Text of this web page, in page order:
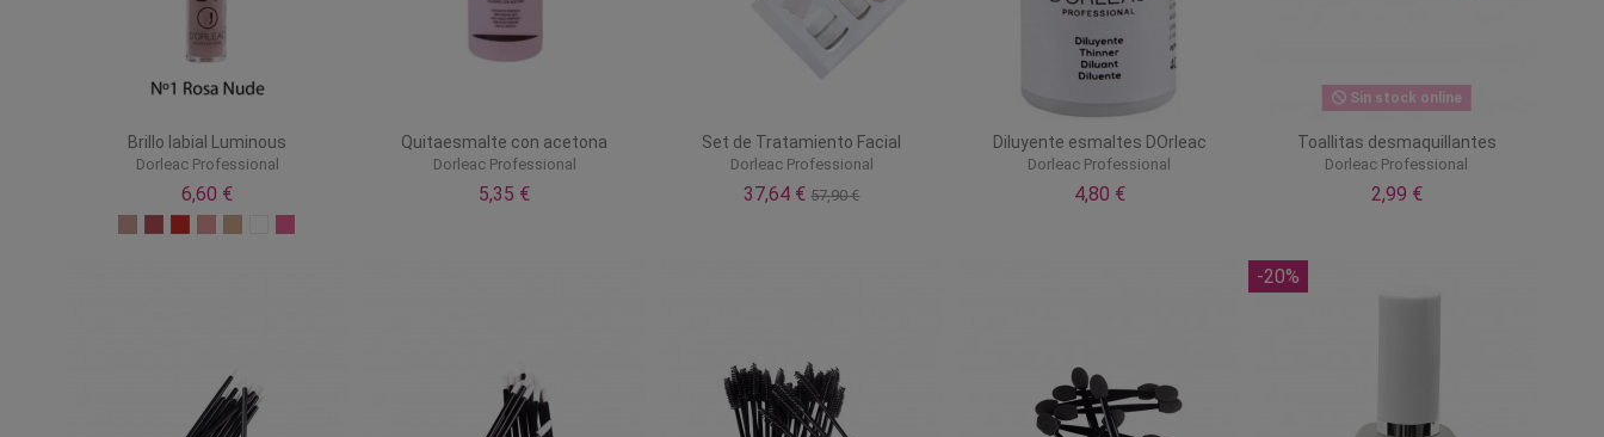
Brillo labial Luminous
Dorleac Professional
6,60 €
Quitaesmalte con acetona
Dorleac Professional
5,35 €
Set de Tratamiento Facial
Dorleac Professional
37,64 €57,90 €
Diluyente esmaltes DOrleac
Dorleac Professional
4,80 €
Sin stock online
Toallitas desmaquillantes
Dorleac Professional
2,99 €
-20%